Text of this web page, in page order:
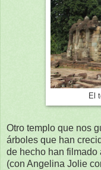
El
Otro templo que nos
árboles que han
de hecho han
(con Angelina Jolie